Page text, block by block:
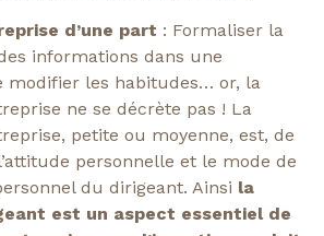
d’une part : Formaliser la
informations dans une
modifier les habitudes… or, la
ne se décrète pas ! La
petite ou moyenne, est, de
personnelle et le mode de
du dirigeant. Ainsi la
est un aspect essentiel de